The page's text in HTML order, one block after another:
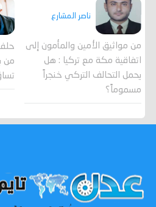
ناصر المشارع
من مواثيق الأمين والمأمون إلى
اتفاقية مكة مع تركيا : هل
يحمل التحالف التركي خنجراً
مسموماً؟
من